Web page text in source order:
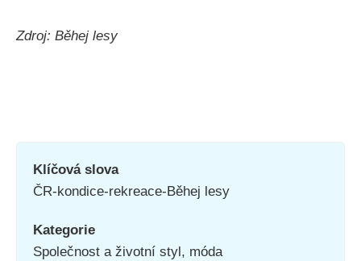
Zdroj: Běhej lesy
Klíčová slova
ČR-kondice-rekreace-Běhej lesy
Kategorie
Společnost a životní styl, móda